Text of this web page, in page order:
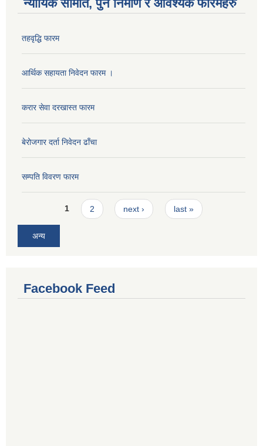
न्यायिक समिति, पुन निर्माण र आवश्यक फारमहरु
तहवृद्धि फारम
आर्थिक सहायता निवेदन फारम ।
करार सेवा दरखास्त फारम
बेरोजगार दर्ता निवेदन ढाँचा
सम्पति विवरण फारम
Pages1 2 next › last »
अन्य
Facebook Feed